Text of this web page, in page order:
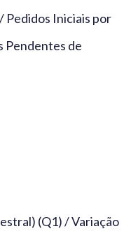
Pedidos Iniciais por
Pendentes de
(Q1) / Variação